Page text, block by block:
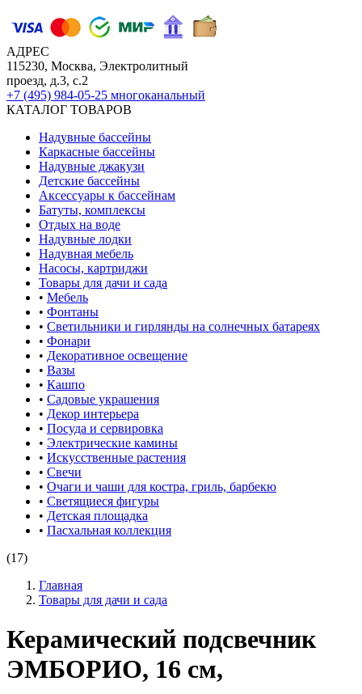
АДРЕС
115230, Москва, Электролитный
проезд, д.3, с.2
+7 (495) 984-05-25 многоканальный
КАТАЛОГ ТОВАРОВ
Надувные бассейны
Каркасные бассейны
Надувные джакузи
Детские бассейны
Аксессуары к бассейнам
Батуты, комплексы
Отдых на воде
Надувные лодки
Надувная мебель
Насосы, картриджи
Товары для дачи и сада
• Мебель
• Фонтаны
• Светильники и гирлянды на солнечных батареях
• Фонари
• Декоративное освещение
• Вазы
• Кашпо
• Садовые украшения
• Декор интерьера
• Посуда и сервировка
• Электрические камины
• Искусственные растения
• Свечи
• Очаги и чаши для костра, гриль, барбекю
• Светящиеся фигуры
• Детская площадка
• Пасхальная коллекция
(17)
Главная
Товары для дачи и сада
Керамический подсвечник
ЭМБОРИО, 16 см,